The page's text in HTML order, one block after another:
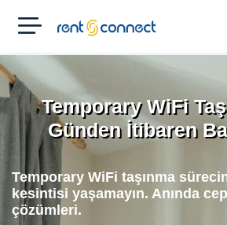
RENT'N
CONNECT
Temporary WiFi
Günden İtibaren
Temporary WiFi taşınma
kesintisi yaşamayın. Anında
çözümleri.